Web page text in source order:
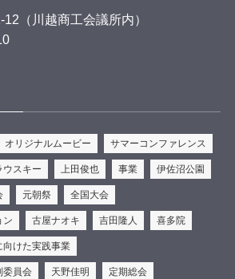
を広げたい方
を見つめ直したい方
社）川越青年会議所
！時の鐘マンだ🦸‍♂️
（川越商工会議所内）
オリジナルムービー サマーコンファレンス
ウスキー 上田俊也 事業 伊佐沼公園
元朝祭 全国大会
ン 古屋ナオキ 吉田隆人 喜多院
向けた実践事業
委員会 天野佳明 定期総会